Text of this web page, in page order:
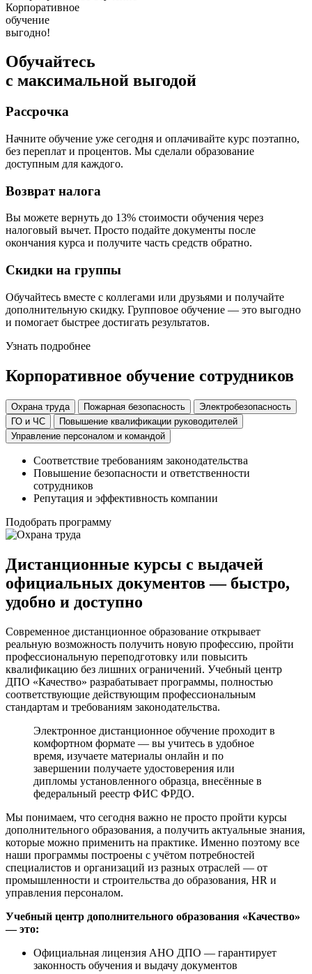
Корпоративное
обучение
выгодно!
Обучайтесь
с максимальной выгодой
Рассрочка
Начните обучение уже сегодня и оплачивайте курс поэтапно,
без переплат и процентов. Мы сделали образование
доступным для каждого.
Возврат налога
Вы можете вернуть до 13% стоимости обучения через
налоговый вычет. Просто подайте документы после
окончания курса и получите часть средств обратно.
Скидки на группы
Обучайтесь вместе с коллегами или друзьями и получайте
дополнительную скидку. Групповое обучение — это выгодно
и помогает быстрее достигать результатов.
Узнать подробнее
Корпоративное обучение сотрудников
Охрана труда Пожарная безопасность
Электробезопасность
ГО и ЧС
Повышение квалификации руководителей
Управление персоналом и командой
Соответствие требованиям законодательства
Повышение безопасности и ответственности
сотрудников
Репутация и эффективность компании
Подобрать программу
Дистанционные курсы с выдачей
официальных документов — быстро,
удобно и доступно
Современное дистанционное образование открывает
реальную возможность получить новую профессию, пройти
профессиональную переподготовку или повысить
квалификацию без лишних ограничений. Учебный центр
ДПО «Качество» разрабатывает программы, полностью
соответствующие действующим профессиональным
стандартам и требованиям законодательства.
Электронное дистанционное обучение проходит в
комфортном формате — вы учитесь в удобное
время, изучаете материалы онлайн и по
завершении получаете удостоверения или
дипломы установленного образца, внесённые в
федеральный реестр ФИС ФРДО.
Мы понимаем, что сегодня важно не просто пройти курсы
дополнительного образования, а получить актуальные знания,
которые можно применить на практике. Именно поэтому все
наши программы построены с учётом потребностей
специалистов и организаций из разных отраслей — от
промышленности и строительства до образования, HR и
управления персоналом.
Учебный центр дополнительного образования «Качество»
— это:
Официальная лицензия АНО ДПО — гарантирует
законность обучения и выдачу документов